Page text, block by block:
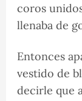
coros
llenaba de
Entonces
vestido de
decirle que